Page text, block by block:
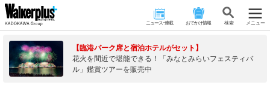
ニュース･連載 おでかけ情報 検 索 メニュー
【臨港パーク席と宿泊ホテルがセット】
花火を間近で堪能できる！「みなとみらいフェスティバ
ル」鑑賞ツアーを販売中